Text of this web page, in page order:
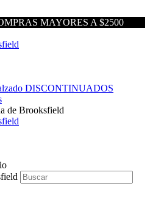
MAYORES A $2500
DISCONTINUADOS